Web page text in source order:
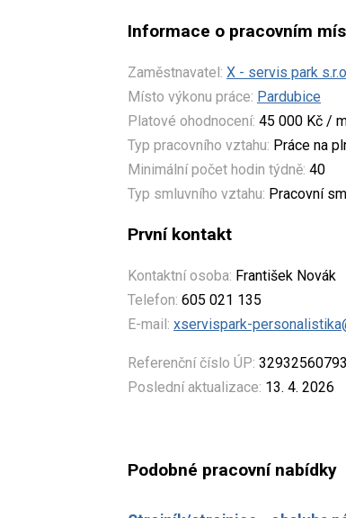
Informace o pracovním
Zaměstnavatel: X - servis park
Místo výkonu práce: Pardubice
Platové ohodnocení: 45 000 Kč /
Typ pracovního vztahu: Práce na
Minimální počet hodin týdně: 40
Typ smluvního vztahu: Pracovní
První kontakt
Kontaktní osoba: František Novák
Telefon: 605 021 135
E-mail: xservispark-
Referenční číslo ÚP: 32932560793
Poslední aktualizace: 13. 4. 2026
Podobné pracovní nabídky